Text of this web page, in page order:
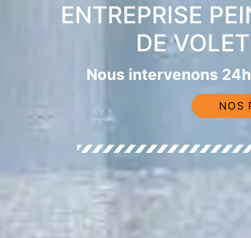
ENTREPRISE
DE
Nous intervenons
NOS